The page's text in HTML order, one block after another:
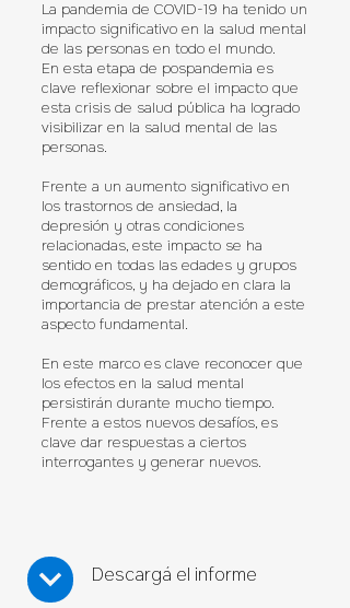
La pandemia de COVID-19 ha tenido un
impacto significativo en la salud mental
de las personas en todo el mundo.
En esta etapa de pospandemia es
clave reflexionar sobre el impacto que
esta crisis de salud pública ha logrado
visibilizar en la salud mental de las
personas.
Frente a un aumento significativo en
los trastornos de ansiedad, la
depresión y otras condiciones
relacionadas, este impacto se ha
sentido en todas las edades y grupos
demográficos, y ha dejado en clara la
importancia de prestar atención a este
aspecto fundamental.
En este marco es clave reconocer que
los efectos en la salud mental
persistirán durante mucho tiempo.
Frente a estos nuevos desafíos, es
clave dar respuestas a ciertos
interrogantes y generar nuevos.
Descargá el informe